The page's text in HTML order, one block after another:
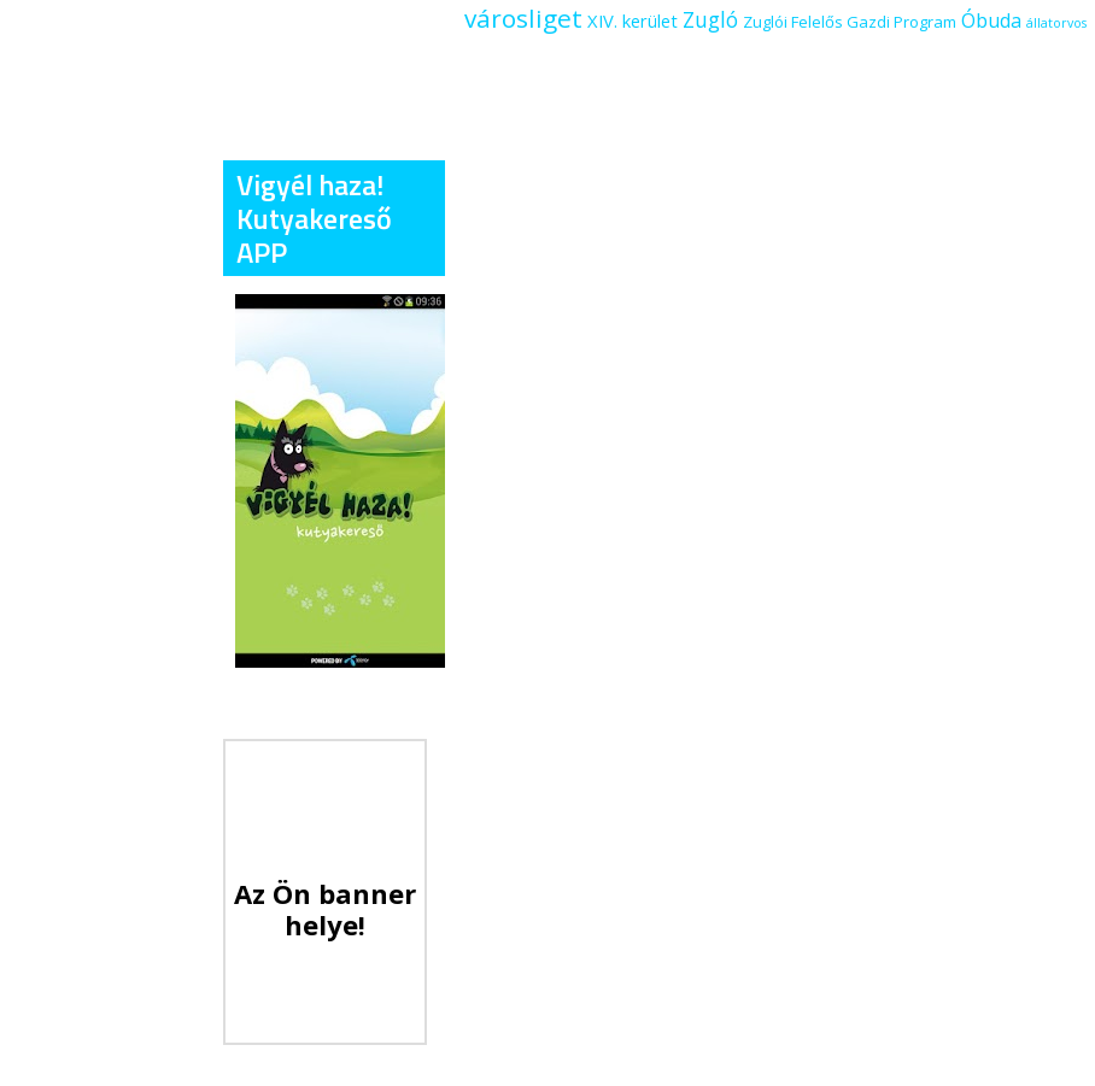
Vigyél haza!
Kutyakereső
APP
Az Ön banner
helye!
városliget XIV. kerület Zugló Zuglói Felelős Gazdi Program Óbuda állatorvos